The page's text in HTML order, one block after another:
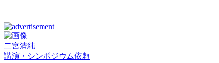
二宮清純
講演・シンポジウム依頼